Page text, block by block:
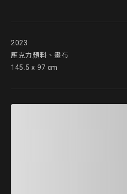
2023
壓克力顏料、畫布
145.5 x 97 cm